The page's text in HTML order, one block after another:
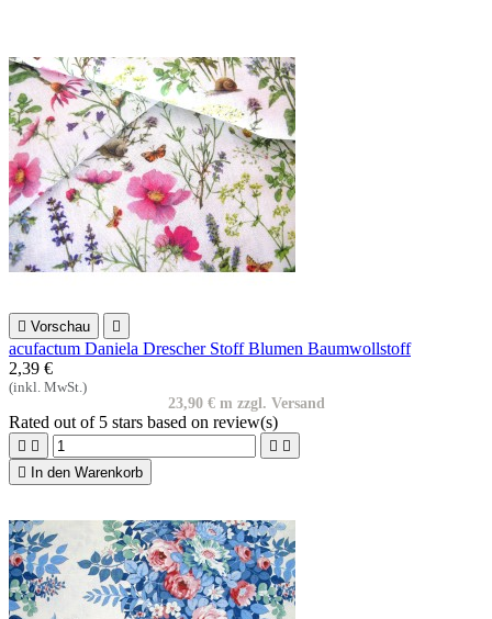
 Vorschau 
acufactum Daniela Drescher Stoff Blumen Baumwollstoff
2,39 €
(inkl. MwSt.)
23,90 € m zzgl. Versand
Rated out of 5 stars based on review(s)
   

In den Warenkorb